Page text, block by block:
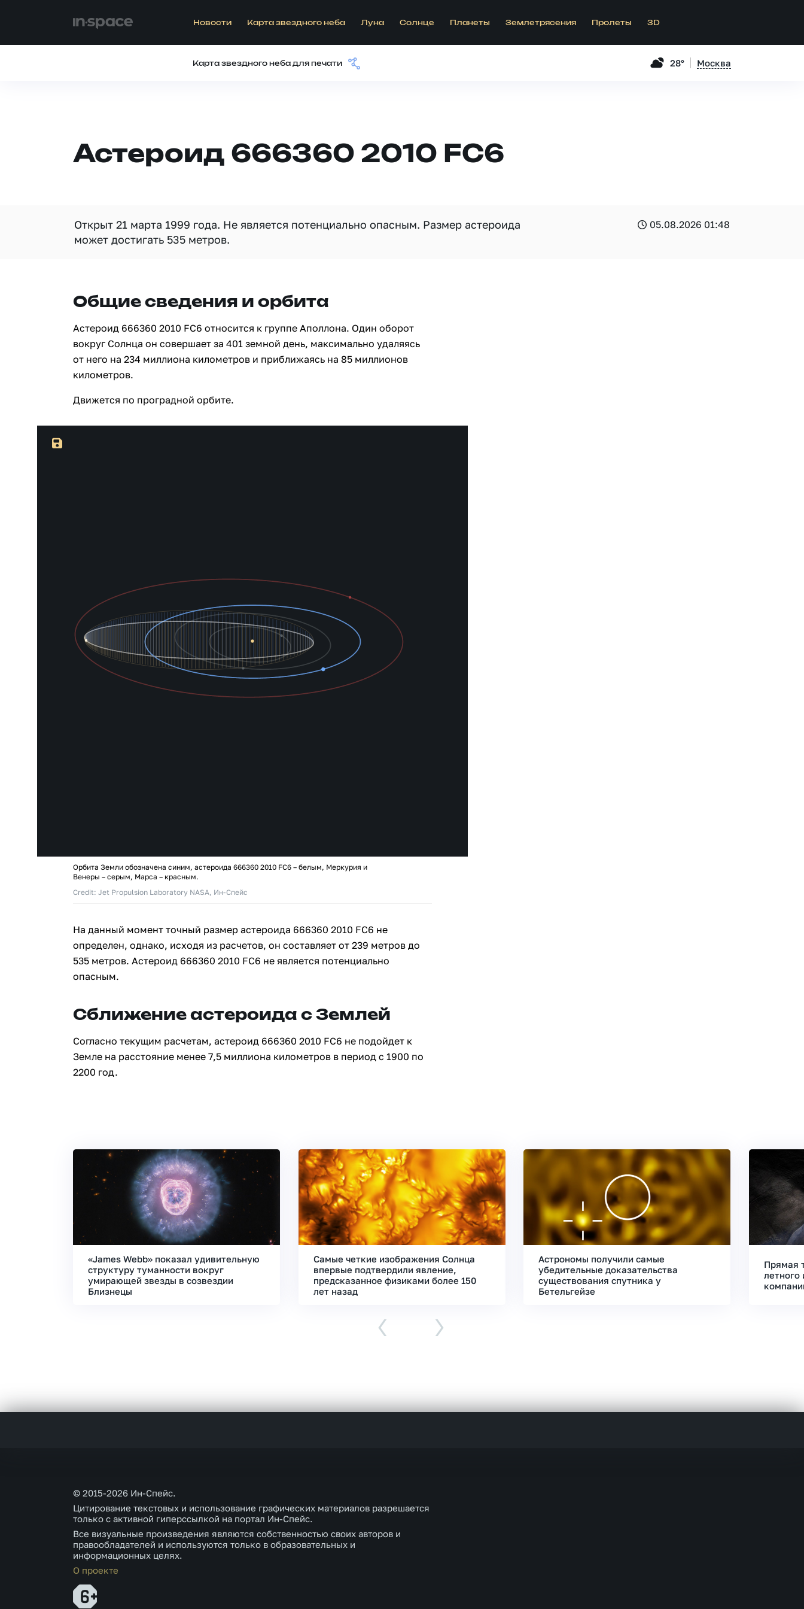
Новости Карта звездного неба Луна Солнце Планеты Землетрясения Пролеты 3D
Карта звездного неба для печати 28° Москва
Астероид 666360 2010 FC6
Открыт 21 марта 1999 года. Не является потенциально опасным. Размер астероида
может достигать 535 метров.
05.08.2026 01:48
Общие сведения и орбита
Астероид 666360 2010 FC6 относится к группе Аполлона. Один оборот
вокруг Солнца он совершает за 401 земной день, максимально удаляясь
от него на 234 миллиона километров и приближаясь на 85 миллионов
километров.
Движется по проградной орбите.
Орбита Земли обозначена синим, астероида 666360 2010 FC6 – белым, Меркурия и
Венеры – серым, Марса – красным.
Credit: Jet Propulsion Laboratory NASA, Ин-Спейс
На данный момент точный размер астероида 666360 2010 FC6 не
определен, однако, исходя из расчетов, он составляет от 239 метров до
535 метров. Астероид 666360 2010 FC6 не является потенциально
опасным.
Сближение астероида с Землей
Согласно текущим расчетам, астероид 666360 2010 FC6 не подойдет к
Земле на расстояние менее 7,5 миллиона километров в период с 1900 по
2200 год.
«James Webb» показал удивительную
структуру туманности вокруг
умирающей звезды в созвездии
Близнецы
Самые четкие изображения Солнца
впервые подтвердили явление,
предсказанное физиками более 150
лет назад
Астрономы получили самые
убедительные доказательства
существования спутника у
Бетельгейзе
Прямая
летного
‹ ›
© 2015-2026 Ин-Спейс.
Цитирование текстовых и использование графических материалов разрешается
только с активной гиперссылкой на портал Ин-Спейс.
Все визуальные произведения являются собственностью своих авторов и
правообладателей и используются только в образовательных и
информационных целях.
О проекте